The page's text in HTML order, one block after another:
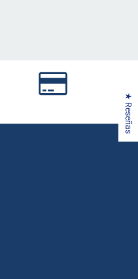
★ Reseñas